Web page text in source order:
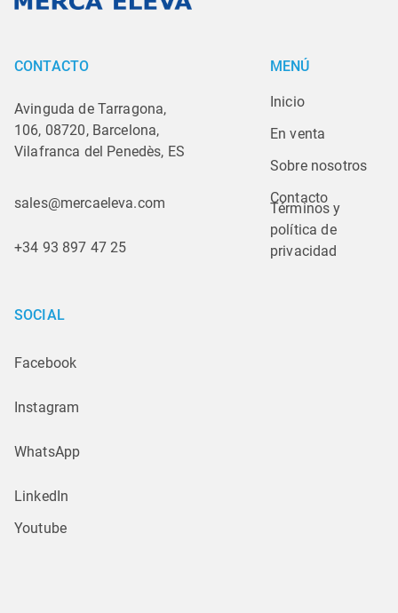
CONTACTO
Avinguda de Tarragona,
106, 08720, Barcelona,
Vilafranca del Penedès, ES
sales@mercaeleva.com
+34 93 897 47 25
MENÚ
Inicio
En venta
Sobre nosotros
Contacto
Términos y
política de
privacidad
SOCIAL
Facebook
Instagram
WhatsApp
LinkedIn
Youtube